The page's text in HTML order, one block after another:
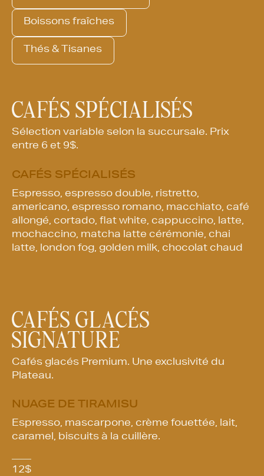
Boissons fraîches
Thés & Tisanes
CAFÉS SPÉCIALISÉS
Sélection variable selon la succursale. Prix
entre 6 et 9$.
CAFÉS SPÉCIALISÉS
Espresso, espresso double, ristretto,
americano, espresso romano, macchiato, café
allongé, cortado, flat white, cappuccino, latte,
mochaccino, matcha latte cérémonie, chai
latte, london fog, golden milk, chocolat chaud
CAFÉS GLACÉS
SIGNATURE
Cafés glacés Premium. Une exclusivité du
Plateau.
NUAGE DE TIRAMISU
Espresso, mascarpone, crème fouettée, lait,
caramel, biscuits à la cuillère.
12$